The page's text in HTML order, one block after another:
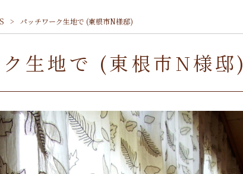
> パッチワーク生地で (東根市N様邸)
生地で (東根市N様邸)